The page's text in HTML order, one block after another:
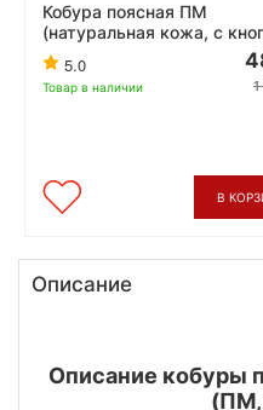
Кобура поясная ПМ
(натуральная кожа, с
5.0
Товар в наличии
В
Описание
Описание кобуры
(ПМ,